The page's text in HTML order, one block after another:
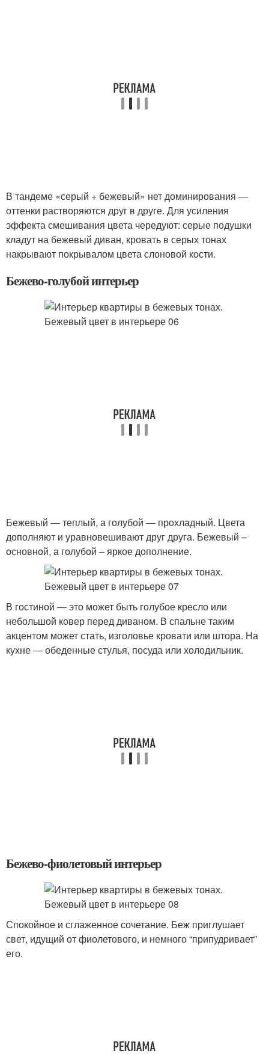
В тандеме «серый + бежевый» нет доминирования ―
оттенки растворяются друг в друге. Для усиления
эффекта смешивания цвета чередуют: серые подушки
кладут на бежевый диван, кровать в серых тонах
накрывают покрывалом цвета слоновой кости.
Бежево-голубой интерьер
Бежевый ― теплый, а голубой ― прохладный. Цвета
дополняют и уравновешивают друг друга. Бежевый –
основной, а голубой – яркое дополнение.
В гостиной ― это может быть голубое кресло или
небольшой ковер перед диваном. В спальне таким
акцентом может стать, изголовье кровати или штора. На
кухне ― обеденные стулья, посуда или холодильник.
Бежево-фиолетовый интерьер
Спокойное и сглаженное сочетание. Беж приглушает
свет, идущий от фиолетового, и немного “припудривает”
его.